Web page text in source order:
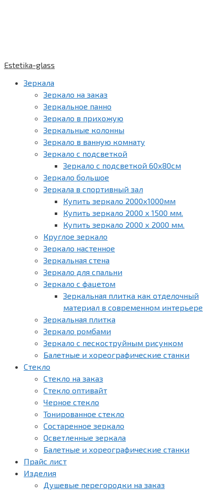
Estetika-glass
Зеркала
Зеркало на заказ
Зеркальное панно
Зеркало в прихожую
Зеркальные колонны
Зеркало в ванную комнату
Зеркало с подсветкой
Зеркало с подсветкой 60х80см
Зеркало большое
Зеркала в спортивный зал
Купить зеркало 2000х1000мм
Купить зеркало 2000 х 1500 мм.
Купить зеркало 2000 х 2000 мм.
Круглое зеркало
Зеркало настенное
Зеркальная стена
Зеркало для спальни
Зеркало с фацетом
Зеркальная плитка как отделочный
материал в современном интерьере
Зеркальная плитка
Зеркало ромбами
Зеркало с пескоструйным рисунком
Балетные и хореографические станки
Стекло
Стекло на заказ
Стекло оптивайт
Черное стекло
Тонированное стекло
Состаренное зеркало
Осветленные зеркала
Балетные и хореографические станки
Прайс лист
Изделия
Душевые перегородки на заказ